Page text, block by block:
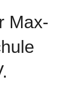
Max-